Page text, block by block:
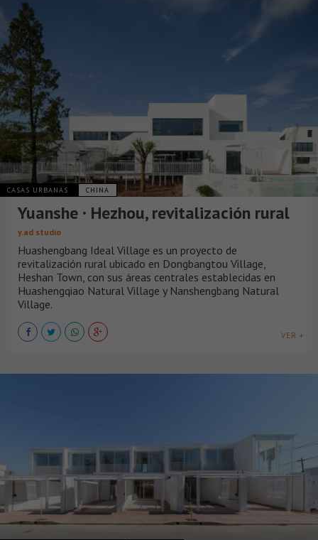
CASAS URBANAS CHINA
Yuanshe · Hezhou, revitalización rural
y.ad studio
Huashengbang Ideal Village es un proyecto de
revitalización rural ubicado en Dongbangtou Village,
Heshan Town, con sus áreas centrales establecidas en
Huashengqiao Natural Village y Nanshengbang Natural
Village.
VER +